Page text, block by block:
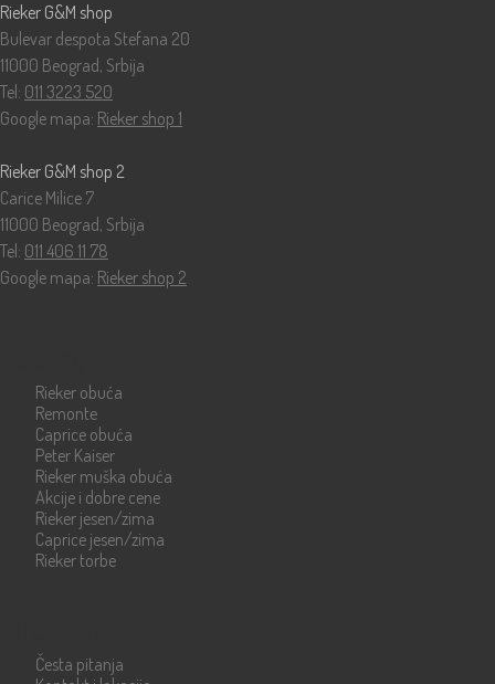
Rieker G&M shop
Bulevar despota Stefana 20
11000 Beograd, Srbija
Tel: 011 3223 520
Google mapa: Rieker shop 1
Rieker G&M shop 2
Carice Milice 7
11000 Beograd, Srbija
Tel: 011 406 11 78
Google mapa: Rieker shop 2
Rieker obuća
Remonte
Caprice obuća
Peter Kaiser
Rieker muška obuća
Akcije i dobre cene
Rieker jesen/zima
Caprice jesen/zima
Rieker torbe
Česta pitanja